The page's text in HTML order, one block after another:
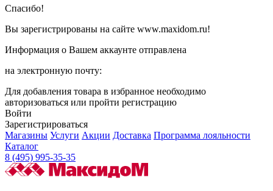
Спасибо!
Вы зарегистрированы на сайте www.maxidom.ru!
Информация о Вашем аккаунте отправлена
на электронную почту:
Для добавления товара в избранное необходимо
авторизоваться или пройти регистрацию
Войти
Зарегистрироваться
Магазины Услуги Акции Доставка Программа лояльности
Каталог
8 (495) 995-35-35